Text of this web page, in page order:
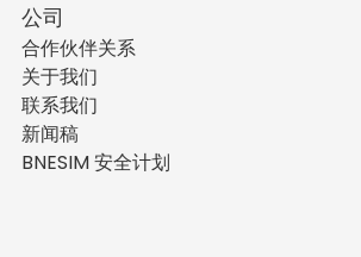
公司
合作伙伴关系
关于我们
联系我们
新闻稿
BNESIM 安全计划